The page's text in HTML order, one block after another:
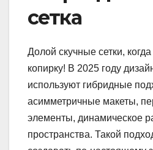
сетка
Долой скучные сетки,
копирку! В 2025 году
используют гибридные
асимметричные макеты,
элементы, динамическое
пространства. Такой